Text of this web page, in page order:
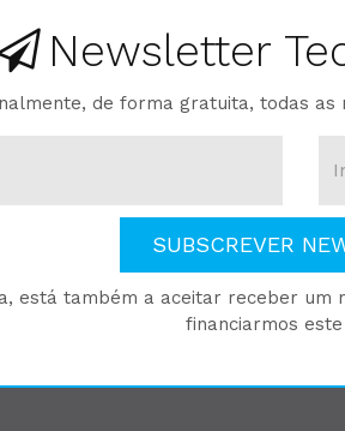
Newsletter
de forma gratuita, todas
SUBSCREVER
está também a aceitar receber
financiarmos